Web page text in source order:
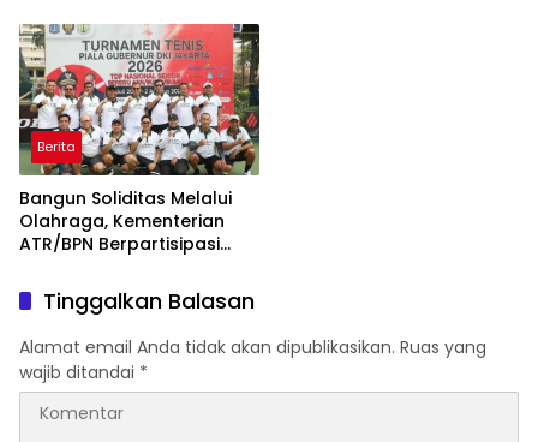
Berita
Bangun Soliditas Melalui
Olahraga, Kementerian
ATR/BPN Berpartisipasi
Piala Gubernur DKI Jakarta
2026Tinggalkan Balasan
Alamat email Anda tidak akan dipublikasikan. Ruas yang
wajib ditandai *